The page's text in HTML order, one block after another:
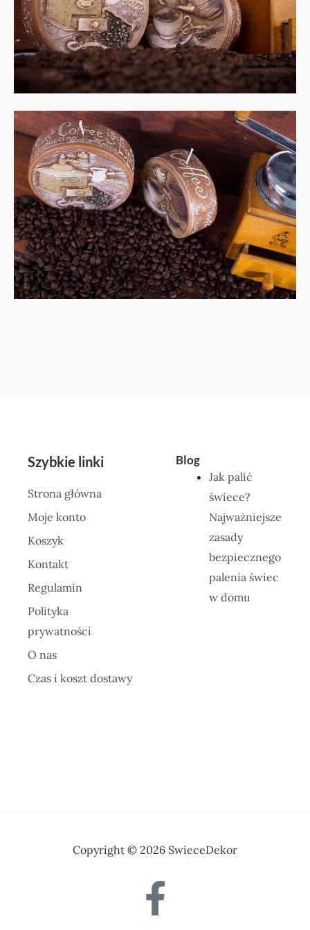
Szybkie linki
Strona główna
Moje konto
Koszyk
Kontakt
Regulamin
Polityka
prywatności
O nas
Czas i koszt dostawy
Blog
Jak palić
świece?
Najważniejsze
zasady
bezpiecznego
palenia świec
w domu
Copyright © 2026 SwieceDekor